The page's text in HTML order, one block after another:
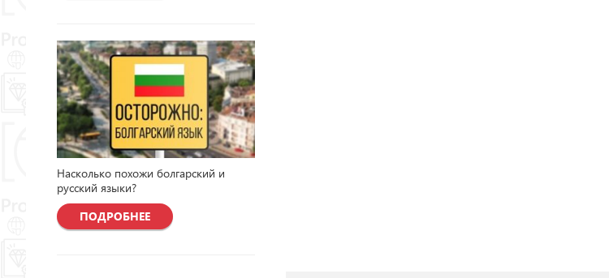
Насколько похожи болгарский и
русский языки?
ПОДРОБНЕЕ